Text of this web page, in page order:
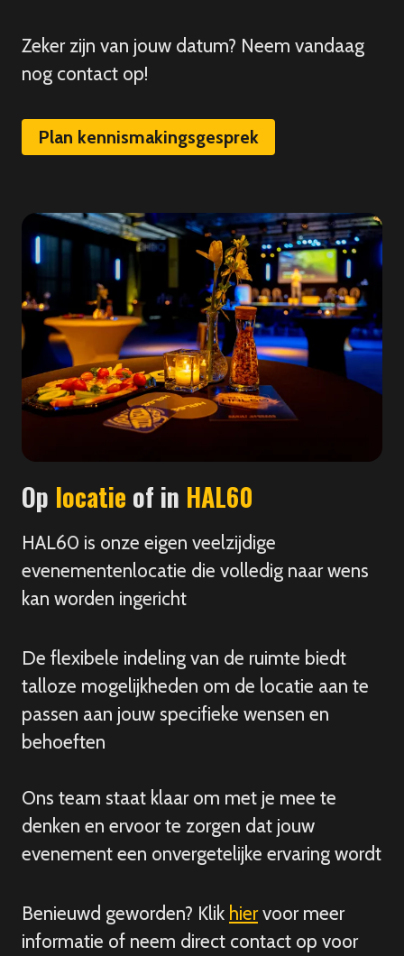
Zeker zijn van jouw datum? Neem vandaag
nog contact op!
Plan kennismakingsgesprek
Op locatie of in HAL60
HAL60 is onze eigen veelzijdige
evenementenlocatie die volledig naar wens
kan worden ingericht
De flexibele indeling van de ruimte biedt
talloze mogelijkheden om de locatie aan te
passen aan jouw specifieke wensen en
behoeften
Ons team staat klaar om met je mee te
denken en ervoor te zorgen dat jouw
evenement een onvergetelijke ervaring wordt
Benieuwd geworden? Klik hiervoor meer
informatie of neem direct contact op voor